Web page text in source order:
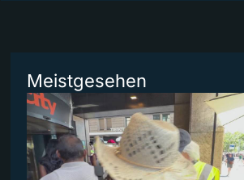
Meistgesehen